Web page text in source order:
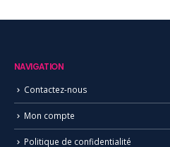
NAVIGATION
Contactez-nous
Mon compte
Politique de confidentialité